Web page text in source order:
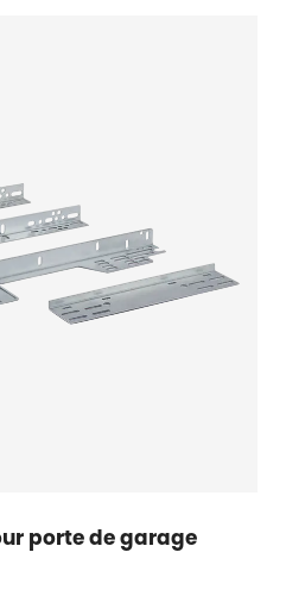
porte de garage